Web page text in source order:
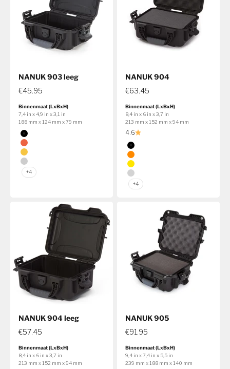
NANUK 903 leeg
€45.95
Binnenmaat (LxBxH)
7,4 in x 4,9 in x 3,1 in
188 mm x 124 mm x 79 mm
Kleur
Zwart
Oranje
Geel
Zilver
+4
NANUK 904
€63.45
Binnenmaat (LxBxH)
8,4 in x 6 in x 3,7 in
213 mm x 152 mm x 94 mm
4.6
Kleur
Zwart
Oranje
Geel
Zilver
+4
NANUK 904 leeg
€57.45
Binnenmaat (LxBxH)
8,4 in x 6 in x 3,7 in
213 mm x 152 mm x 94 mm
NANUK 905
€91.95
Binnenmaat (LxBxH)
9,4 in x 7,4 in x 5,5 in
239 mm x 188 mm x 140 mm